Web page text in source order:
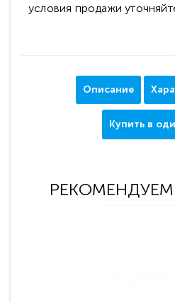
условия продажи
Описание
Купить в